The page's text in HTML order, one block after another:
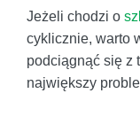
Jeżeli chodzi o
cyklicznie, warto
podciągnąć się z
największy